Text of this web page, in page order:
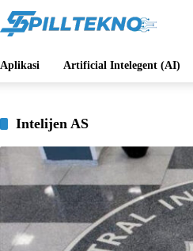
Aplikasi Artificial Intelegent (AI)
Intelijen AS